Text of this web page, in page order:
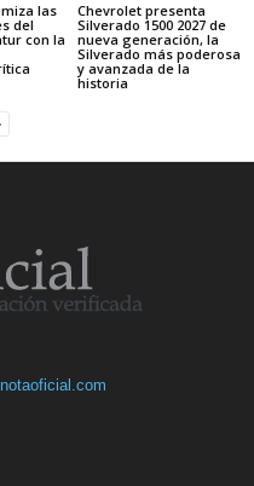
las
del
con la
Chevrolet presenta
Silverado 1500 2027 de
nueva generación, la
Silverado más poderosa
y avanzada de la
historia